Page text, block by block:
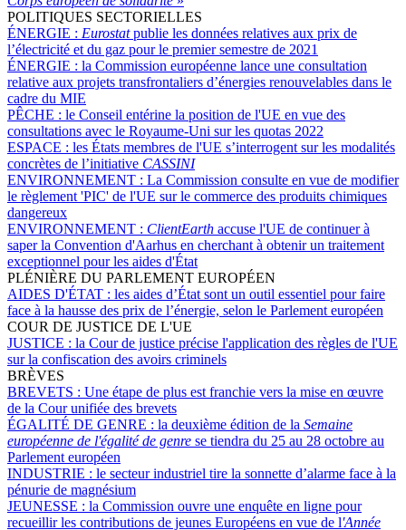
POLITIQUES SECTORIELLES
ÉNERGIE : Eurostatpublie les données relatives aux prix de
l’électricité et du gaz pour le premier semestre de 2021
ÉNERGIE : la Commission européenne lance une consultation
relative aux projets transfrontaliers d’énergies renouvelables dans le
cadre du MIE
PÊCHE : le Conseil entérine la position de l'UE en vue des
consultations avec le Royaume-Uni sur les quotas 2022
ESPACE : les États membres de l'UE s’interrogent sur les modalités
concrètes de l’initiative CASSINI
ENVIRONNEMENT : La Commission consulte en vue de modifier
le règlement 'PIC' de l'UE sur le commerce des produits chimiques
dangereux
ENVIRONNEMENT : ClientEarth accuse l'UE de continuer à
saper la Convention d'Aarhus en cherchant à obtenir un traitement
exceptionnel pour les aides d'État
PLÉNIÈRE DU PARLEMENT EUROPÉEN
AIDES D'ÉTAT : les aides d’État sont un outil essentiel pour faire
face à la hausse des prix de l’énergie, selon le Parlement européen
COUR DE JUSTICE DE L'UE
JUSTICE : la Cour de justice précise l'application des règles de l'UE
sur la confiscation des avoirs criminels
BRÈVES
BREVETS : Une étape de plus est franchie vers la mise en œuvre
de la Cour unifiée des brevets
ÉGALITÉ DE GENRE : la deuxième édition de la Semaine
européenne de l'égalité de genre se tiendra du 25 au 28 octobre au
Parlement européen
INDUSTRIE : le secteur industriel tire la sonnette d’alarme face à la
pénurie de magnésium
JEUNESSE : la Commission ouvre une enquête en ligne pour
recueillir les contributions de jeunes Européens en vue de l'Année